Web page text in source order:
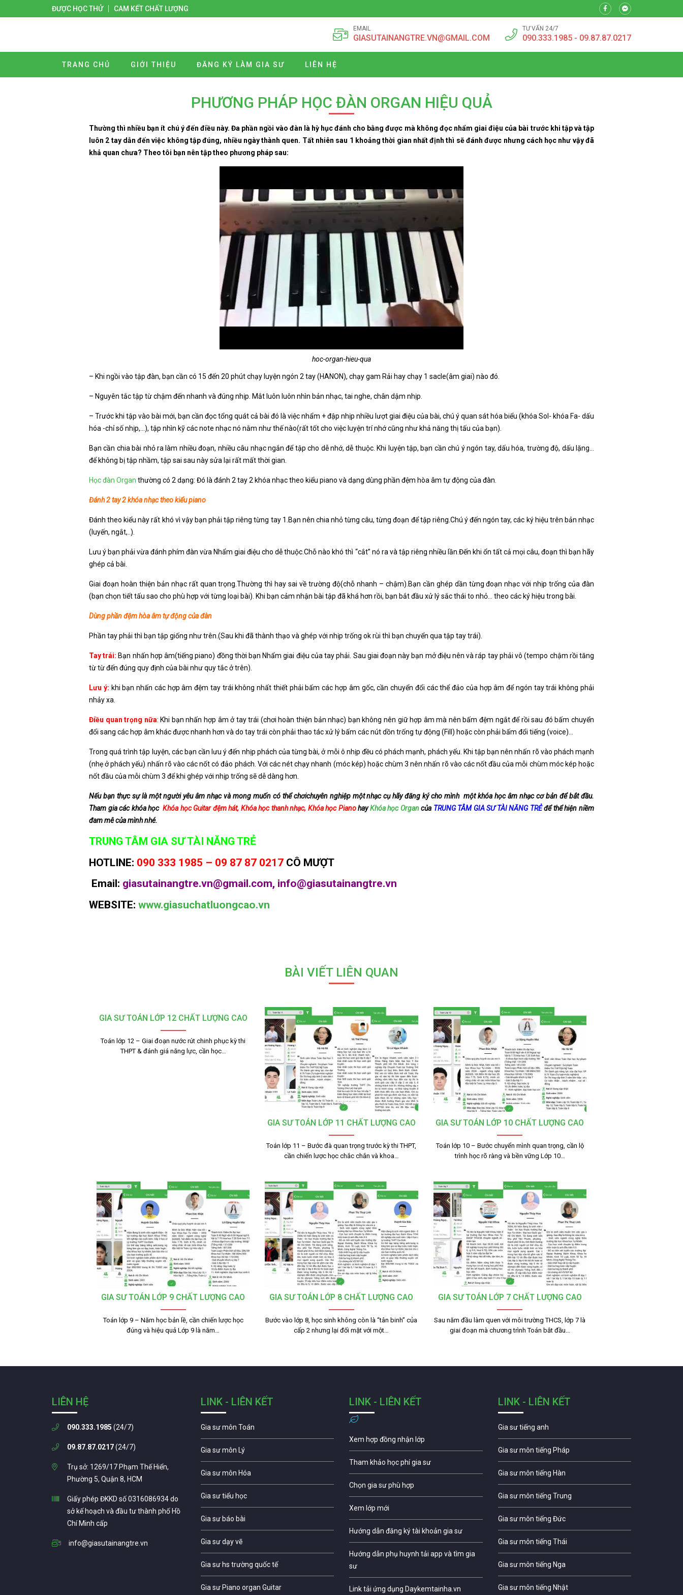
ĐƯỢC HỌC THỬ CAM KẾT CHẤT LƯỢNG
EMAIL
GIASUTAINANGTRE.VN@GMAIL.COM
TƯ VẤN 24/7
090.333.1985 - 09.87.87.0217
TRANG CHỦ GIỚI THIỆU ĐĂNG KÝ LÀM GIA SƯ LIÊN HỆ
PHƯƠNG PHÁP HỌC ĐÀN ORGAN HIỆU QUẢ
Thường thì nhiều bạn ít chú ý đến điều này. Đa phần ngồi vào đàn là hỳ hục đánh cho bằng được mà không đọc nhẩm giai điệu của bài trước khi tập và tập
luôn 2 tay dẫn đến việc không tập đúng, nhiều ngày thành quen. Tất nhiên sau 1 khoảng thời gian nhất định thì sẽ đánh được nhưng cách học như vậy đã
khả quan chưa? Theo tôi bạn nên tập theo phương pháp sau:
hoc-organ-hieu-qua
– Khi ngồi vào tập đàn, bạn cần có 15 đến 20 phút chạy luyện ngón 2 tay (HANON), chạy gam Rải hay chạy 1 sacle(âm giai) nào đó.
– Nguyên tắc tập từ chậm đến nhanh và đúng nhịp. Mắt luôn luôn nhìn bản nhạc, tai nghe, chân dậm nhịp.
– Trước khi tập vào bài mới, bạn cần đọc tổng quát cả bài đó là việc nhẩm + đập nhịp nhiều lượt giai điệu của bài, chú ý quan sát hóa biểu (khóa Sol- khóa Fa- dấu
hóa -chỉ số nhịp,…), tập nhìn kỹ các note nhạc nó nằm như thế nào(rất tốt cho việc luyện trí nhớ cũng như khả năng thị tấu của bạn).
Bạn cần chia bài nhỏ ra làm nhiều đoạn, nhiều câu nhạc ngắn để tập cho dễ nhớ, dễ thuộc. Khi luyện tập, bạn cần chú ý ngón tay, dấu hóa, trường độ, dấu lặng…
để không bị tập nhầm, tập sai sau này sửa lại rất mất thời gian.
Học đàn Organ thường có 2 dạng: Đó là đánh 2 tay 2 khóa nhạc theo kiểu piano và dạng dùng phần đệm hòa âm tự động của đàn.
Đánh 2 tay 2 khóa nhạc theo kiểu piano
Đánh theo kiểu này rất khó vì vậy bạn phải tập riêng từng tay 1.Bạn nên chia nhỏ từng câu, từng đoạn để tập riêng.Chú ý đến ngón tay, các ký hiệu trên bản nhạc
(luyến, ngắt,..).
Lưu ý bạn phải vừa đánh phím đàn vừa Nhẩm giai điệu cho dễ thuộc.Chỗ nào khó thì “cắt” nó ra và tập riêng nhiều lần.Đến khi ổn tất cả mọi câu, đoạn thì bạn hãy
ghép cả bài.
Giai đoạn hoàn thiện bản nhạc rất quan trọng.Thường thì hay sai về trường độ(chỗ nhanh – chậm).Bạn cần ghép dần từng đoạn nhạc với nhịp trống của đàn
(bạn chọn tiết tấu sao cho phù hợp với từng loại bài). Khi bạn cảm nhận bài tập đã khá hơn rồi, bạn bắt đầu xử lý sắc thái to nhỏ… theo các ký hiệu trong bài.
Dùng phần đệm hòa âm tự động của đàn
Phần tay phải thì bạn tập giống như trên.(Sau khi đã thành thạo và ghép với nhịp trống ok rùi thì bạn chuyển qua tập tay trái).
Tay trái: Bạn nhấn hợp âm(tiếng piano) đồng thời bạn Nhẩm giai điệu của tay phải. Sau giai đoạn này bạn mở điệu nên và ráp tay phải vô (tempo chậm rồi tăng
từ từ đến đúng quy định của bài như quy tắc ở trên).
Lưu ý: khi bạn nhấn các hợp âm đệm tay trái không nhất thiết phải bấm các hợp âm gốc, cần chuyển đổi các thể đảo của hợp âm để ngón tay trái không phải
nhảy xa.
Điều quan trọng nữa: Khi bạn nhấn hợp âm ở tay trái (chơi hoàn thiện bản nhạc) bạn không nên giữ hợp âm mà nên bấm đệm ngắt để rồi sau đó bấm chuyển
đổi sang các hợp âm khác được nhanh hơn và do tay trái còn phải thao tác xử lý bấm các nút dồn trống tự động (Fill) hoặc còn phải bấm đổi tiếng (voice)…
Trong quá trình tập luyện, các bạn cần lưu ý đến nhịp phách của từng bài, ở mỗi ô nhịp đều có phách mạnh, phách yếu. Khi tập bạn nên nhấn rõ vào phách mạnh
(nhẹ ở phách yếu) nhấn rõ vào các nốt có đảo phách. Với các nét chạy nhanh (móc kép) hoặc chùm 3 nên nhấn rõ vào các nốt đầu của mỗi chùm móc kép hoặc
nốt đầu của mỗi chùm 3 để khi ghép với nhịp trống sẽ dễ dàng hơn.
Nếu bạn thực sự là một người yêu âm nhạc và mong muốn có thể chơichuyên nghiệp một nhạc cụ hãy đăng ký cho mình một khóa học âm nhạc cơ bản để bắt đầu.
Tham gia các khóa họcKhóa học Guitar đệm hát, Khóa học thanh nhạc, Khóa học PianohayKhóa học Organcủa TRUNG TÂM GIA SƯ TÀI NĂNG TRẺđể thể hiện niềm
đam mê của mình nhé.
TRUNG TÂM GIA SƯ TÀI NĂNG TRẺ
HOTLINE: 090 333 1985 – 09 87 87 0217 CÔ MƯỢT
Email: giasutainangtre.vn@gmail.com, info@giasutainangtre.vn
WEBSITE: www.giasuchatluongcao.vn
BÀI VIẾT LIÊN QUAN
GIA SƯ TOÁN LỚP 12 CHẤT LƯỢNG CAO
Toán lớp 12 – Giai đoạn nước rút chinh phục kỳ thi
THPT & đánh giá năng lực, cần học…
GIA SƯ TOÁN LỚP 11 CHẤT LƯỢNG CAO
Toán lớp 11 – Bước đà quan trọng trước kỳ thi THPT,
cần chiến lược học chắc chắn và khoa…
GIA SƯ TOÁN LỚP 10 CHẤT LƯỢNG CAO
Toán lớp 10 – Bước chuyển mình quan trọng, cần lộ
trình học rõ ràng và bền vững Lớp 10…
GIA SƯ TOÁN LỚP 9 CHẤT LƯỢNG CAO
Toán lớp 9 – Năm học bản lề, cần chiến lược học
đúng và hiệu quả Lớp 9 là năm…
GIA SƯ TOÁN LỚP 8 CHẤT LƯỢNG CAO
Bước vào lớp 8, học sinh không còn là “tân binh” của
cấp 2 nhưng lại đối mặt với một…
GIA SƯ TOÁN LỚP 7 CHẤT LƯỢNG CAO
Sau năm đầu làm quen với môi trường THCS, lớp 7 là
giai đoạn mà chương trình Toán bắt đầu…
LIÊN HỆ
090.333.1985 (24/7)
09.87.87.0217(24/7)
Trụ sở: 1269/17 Phạm Thế Hiển,
Phường 5, Quận 8, HCM
Giấy phép ĐKKD số 0316086934 do
sở kế hoạch và đầu tư thành phố Hồ
Chí Minh cấp
info@giasutainangtre.vn
LINK - LIÊN KẾT
Gia sư môn Toán
Gia sư môn Lý
Gia sư môn Hóa
Gia sư tiểu học
Gia sư báo bài
Gia sư dạy vẽ
Gia sư hs trường quốc tế
Gia sư Piano organ Guitar
LINK - LIÊN KẾT
Xem hợp đồng nhận lớp
Tham khảo học phí gia sư
Chọn gia sư phù hợp
Xem lớp mới
Hướng dẫn đăng ký tài khoản gia sư
Hướng dẫn phụ huynh tải app và tìm gia
sư
Link tải ứng dụng Daykemtainha.vn
LINK - LIÊN KẾT
Gia sư tiếng anh
Gia sư môn tiếng Pháp
Gia sư môn tiếng Hàn
Gia sư môn tiếng Trung
Gia sư môn tiếng Đức
Gia sư môn tiếng Thái
Gia sư môn tiếng Nga
Gia sư môn tiếng Nhật